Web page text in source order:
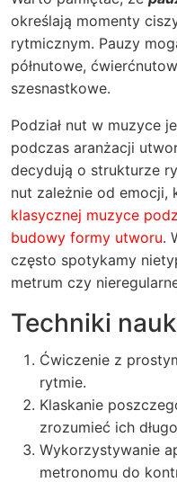
określają momenty
rytmicznym. Pauzy
półnutowe,
szesnastkowe.
Podział nut w muzyce
podczas aranżacji
decydują o strukturze
nut zależnie od emocji,
klasycznej muzyce
budowy formy utworu.
często spotykamy
metrum czy
Techniki
Ćwiczenie z
rytmie.
Klaskanie
zrozumieć ich
Wykorzystywanie
metronomu do